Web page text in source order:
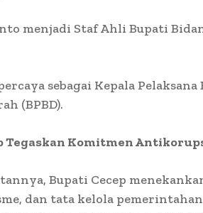
menjadi Staf Ahli Bupati
sebagai Kepala
(BPBD).
Tegaskan Komitmen
Bupati Cecep
dan tata kelola